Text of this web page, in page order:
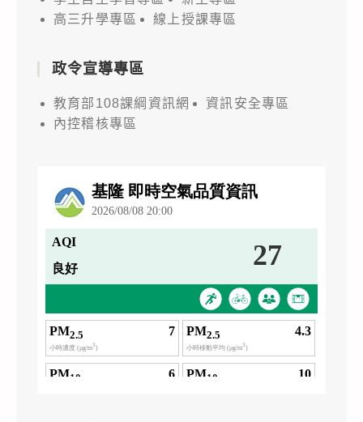
高三升學專區
線上授課專區
政令宣導專區
教育部108課綱資訊網
資訊安全專區
內控稽核專區